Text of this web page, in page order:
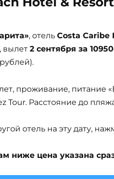
, отель Costa Caribe
, вылет 2 сентября за
проживание, питание
Tour. Расстояние до
отель на эту дату,
ниже цена указана